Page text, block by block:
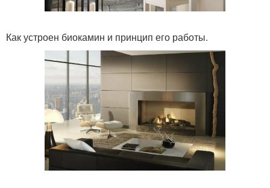
Как устроен биокамин и принцип его работы.